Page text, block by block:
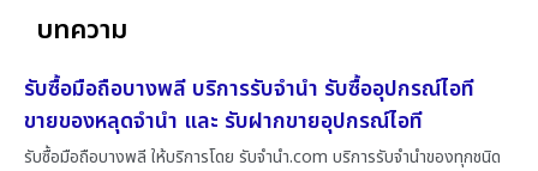
บทความ
รับซื้อมือถือบางพลี บริการรับจำนำ รับซื้ออุปกรณ์ไอที
ขายของหลุดจำนำ และ รับฝากขายอุปกรณ์ไอที
รับซื้อมือถือบางพลี ให้บริการโดย รับจํานํา.com บริการรับจำนำของทุกชนิด